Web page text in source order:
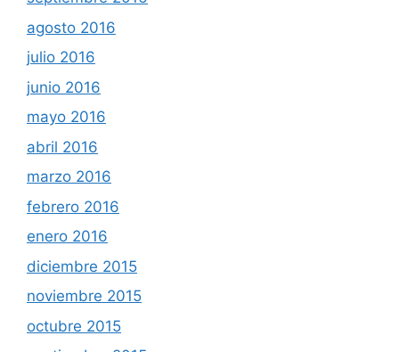
agosto 2016
julio 2016
junio 2016
mayo 2016
abril 2016
marzo 2016
febrero 2016
enero 2016
diciembre 2015
noviembre 2015
octubre 2015